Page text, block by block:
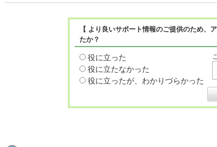
【 より良いサポート情報のご提供のため
たか？
役に立った
役に立たなかった
役に立ったが、わかりづらかった